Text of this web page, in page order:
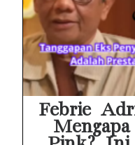
Febrie